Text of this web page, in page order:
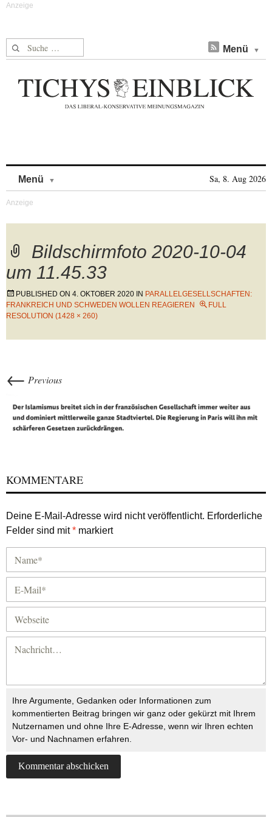
Suche nach: Menü
Menü Sa, 8. Aug 2026
Bildschirmfoto 2020-10-04
um 11.45.33
PUBLISHED ON 4. OKTOBER 2020 IN PARALLELGESELLSCHAFTEN:
FRANKREICH UND SCHWEDEN WOLLEN REAGIEREN
FULL
RESOLUTION (1428 × 260)
← Previous
KOMMENTARE
Deine E-Mail-Adresse wird nicht veröffentlicht. Erforderliche
Felder sind mit* markiert
Ihre Argumente, Gedanken oder Informationen zum
kommentierten Beitrag bringen wir ganz oder gekürzt mit Ihrem
Nutzernamen und ohne Ihre E-Adresse, wenn wir Ihren echten
Vor- und Nachnamen erfahren.